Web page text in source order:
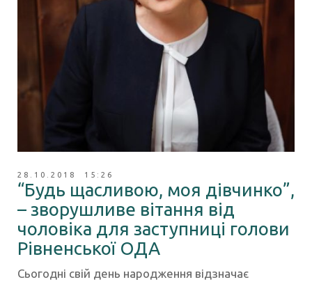
28.10.2018 15:26
“Будь щасливою, моя дівчинко”,
– зворушливе вітання від
чоловіка для заступниці голови
Рівненської ОДА
Сьогодні свій день народження відзначає